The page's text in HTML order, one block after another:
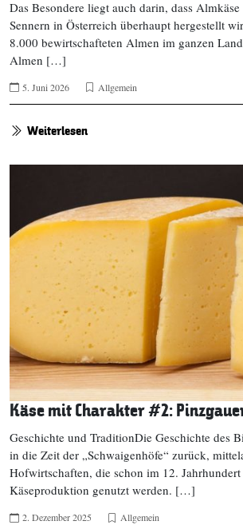
Das Besondere liegt auch darin, dass
Sennern in Österreich überhaupt hergestellt
8.000 bewirtschafteten Almen im ganzen
Almen […]
5. Juni 2026 Allgemein
Weiterlesen
Käse mit Charakter #2:
Geschichte und TraditionDie Geschichte des
in die Zeit der „Schwaigenhöfe“ zurück,
Hofwirtschaften, die schon im 12.
Käseproduktion genutzt werden. […]
2. Dezember 2025 Allgemein